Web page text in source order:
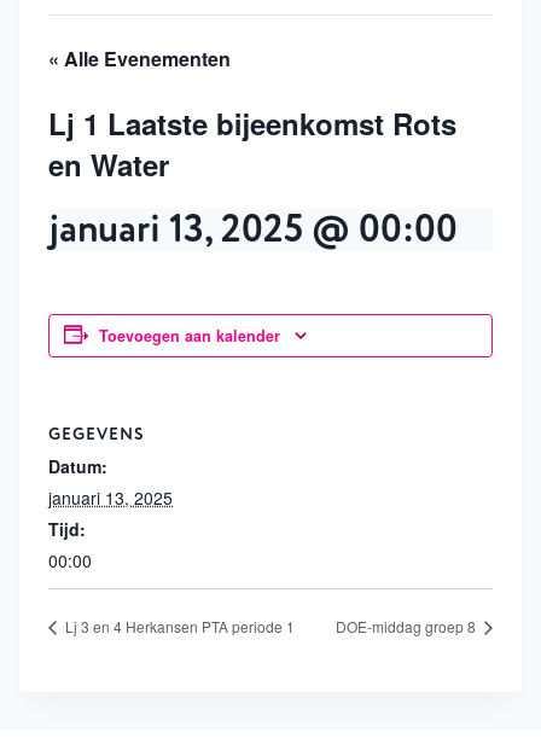
« Alle Evenementen
Lj 1 Laatste bijeenkomst Rots
en Water
januari 13, 2025 @ 00:00
Toevoegen aan kalender
GEGEVENS
Datum:
januari 13, 2025
Tijd:
00:00
Lj 3 en 4 Herkansen PTA periode 1 DOE-middag groep 8